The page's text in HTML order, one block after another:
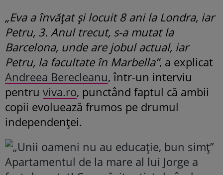
„Eva a învățat și locuit 8 ani la Londra, iar
Petru, 3. Anul trecut, s-a mutat la
Barcelona, unde are jobul actual, iar
Petru, la facultate în Marbella”, a explicat
Andreea Berecleanu, într-un interviu
pentru viva.ro, punctând faptul că ambii
copii evoluează frumos pe drumul
independenței.